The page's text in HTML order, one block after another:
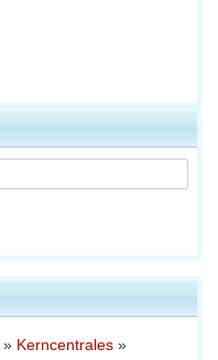
» Kerncentrales »